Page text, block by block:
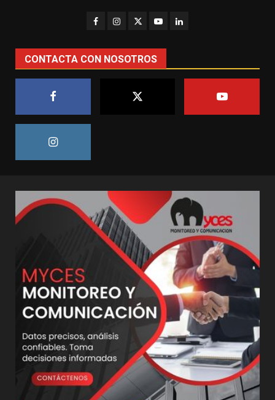
CONTACTA CON NOSOTROS